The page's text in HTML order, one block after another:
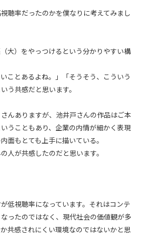
聴率だったのかを僕なりに考えてみまし
大）をやっつけるという分かりやすい構
ことあるよね。」「そうそう、こういう
う共感だと思います。
んありますが、池井戸さんの作品はご本
うこともあり、企業の内情が細かく表現
面もとても上手に描いている。
人が共感したのだと思います。
低視聴率になっています。それはコンテ
ったのではなく、現代社会の価値観が多
共感されにくい環境なのではないかと思